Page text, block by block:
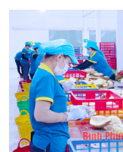
Phạm Quốc Thanh
nghiệm và trải nghiệm
loài cây ăn trái đang
cây trồng hiện nay. Với
trường đang cần nông
xuất xứ thì nông dân
nhu cầu đó. Sự đòi hỏi
người tiêu dùng buộc
theo hướng chuyên
những giá trị cho mặt